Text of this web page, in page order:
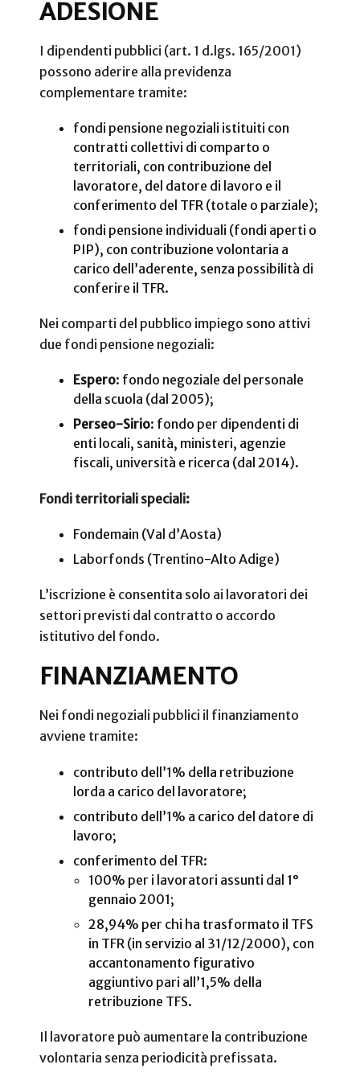
ADESIONE
I dipendenti pubblici (art. 1 d.lgs. 165/2001)
possono aderire alla previdenza
complementare tramite:
fondi pensione negoziali istituiti con
contratti collettivi di comparto o
territoriali, con contribuzione del
lavoratore, del datore di lavoro e il
conferimento del TFR (totale o parziale);
fondi pensione individuali (fondi aperti o
PIP), con contribuzione volontaria a
carico dell’aderente, senza possibilità di
conferire il TFR.
Nei comparti del pubblico impiego sono attivi
due fondi pensione negoziali:
Espero: fondo negoziale del personale
della scuola (dal 2005);
Perseo-Sirio: fondo per dipendenti di
enti locali, sanità, ministeri, agenzie
fiscali, università e ricerca (dal 2014).
Fondi territoriali speciali:
Fondemain (Val d’Aosta)
Laborfonds (Trentino-Alto Adige)
L’iscrizione è consentita solo ai lavoratori dei
settori previsti dal contratto o accordo
istitutivo del fondo.
FINANZIAMENTO
Nei fondi negoziali pubblici il finanziamento
avviene tramite:
contributo dell’1% della retribuzione
lorda a carico del lavoratore;
contributo dell’1% a carico del datore di
lavoro;
conferimento del TFR:
100% per i lavoratori assunti dal 1°
gennaio 2001;
28,94% per chi ha trasformato il TFS
in TFR (in servizio al 31/12/2000), con
accantonamento figurativo
aggiuntivo pari all’1,5% della
retribuzione TFS.
Il lavoratore può aumentare la contribuzione
volontaria senza periodicità prefissata.